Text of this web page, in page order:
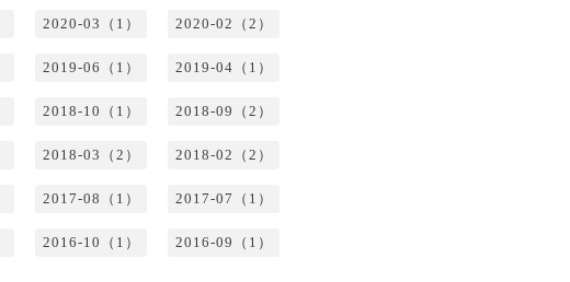
2020-03（1） 2020-02（2）
2019-06（1） 2019-04（1）
2018-10（1） 2018-09（2）
2018-03（2） 2018-02（2）
2017-08（1） 2017-07（1）
2016-10（1） 2016-09（1）